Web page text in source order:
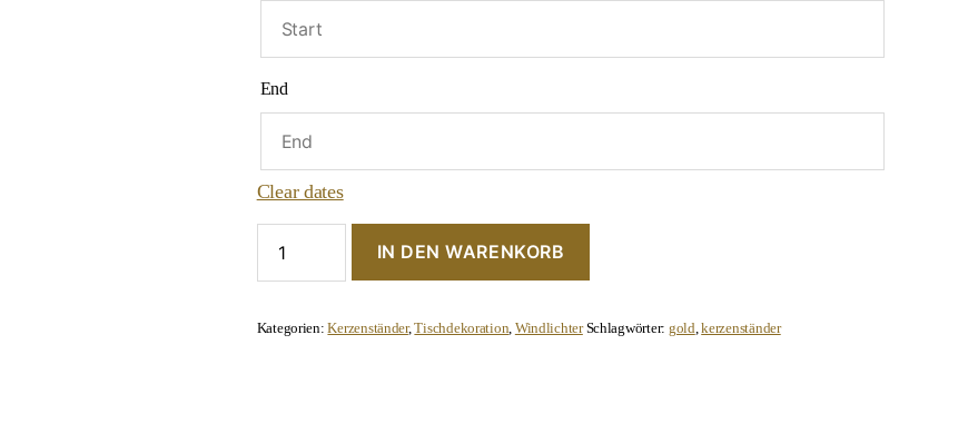
End
Clear dates
er
IN DEN WARENKORB
Kategorien:Kerzenständer,Tischdekoration, Windlichter Schlagwörter: gold,kerzenständer